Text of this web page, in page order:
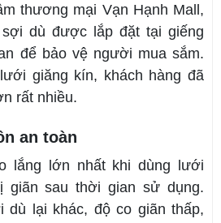
thương mại Vạn Hạnh Mall,
dù được lắp đặt tại giếng
để bảo vệ người mua sắm.
giăng kín, khách hàng đã
rất nhiều.
an toàn
lắng lớn nhất khi dùng lưới
giãn sau thời gian sử dụng.
dù lại khác, độ co giãn thấp,